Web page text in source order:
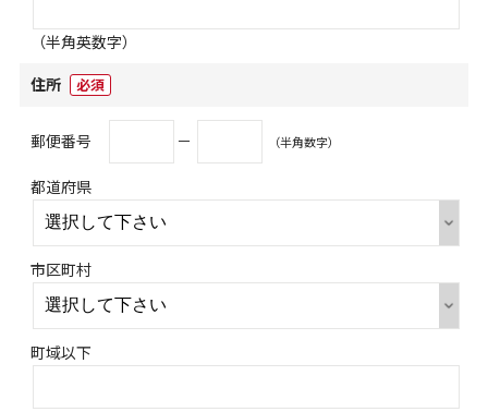
（半角英数字）
住所
必須
郵便番号 － （半角数字）
都道府県
市区町村
町域以下